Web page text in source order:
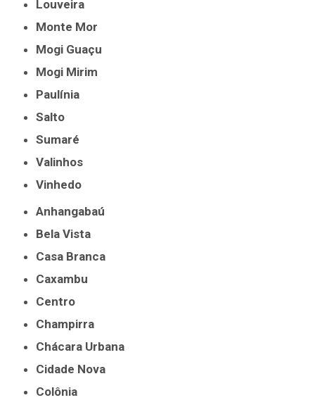
Louveira
Monte Mor
Mogi Guaçu
Mogi Mirim
Paulínia
Salto
Sumaré
Valinhos
Vinhedo
Anhangabaú
Bela Vista
Casa Branca
Caxambu
Centro
Champirra
Chácara Urbana
Cidade Nova
Colônia